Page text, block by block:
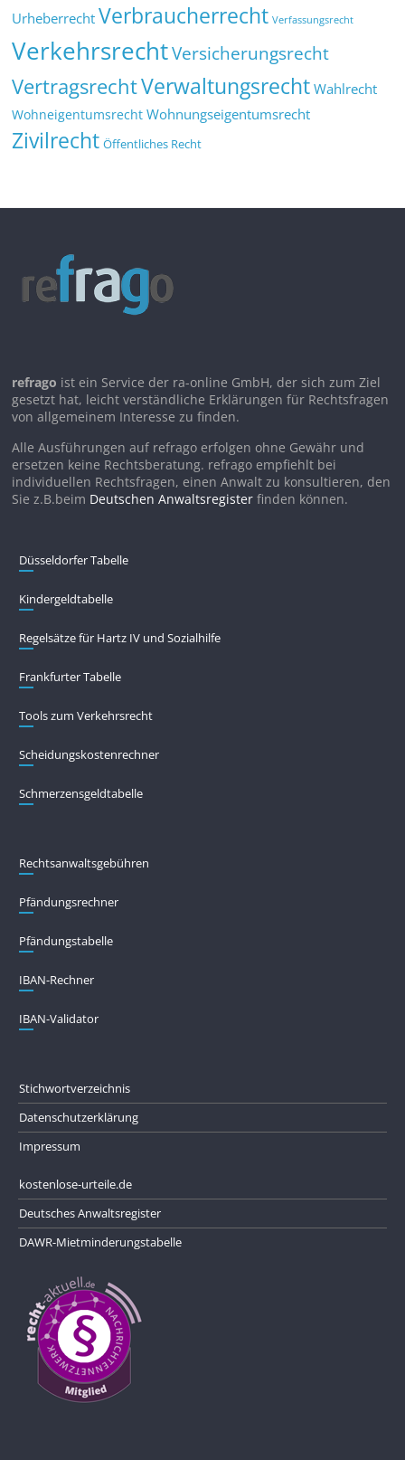
Urheberrecht Verbraucherrecht Verfassungsrecht
VerkehrsrechtVersicherungsrecht
VertragsrechtVerwaltungsrecht Wahlrecht
Wohneigentumsrecht Wohnungseigentumsrecht
Zivilrecht Öffentliches Recht
refrago ist ein Service der ra-online GmbH, der sich zum Ziel
gesetzt hat, leicht verständliche Erklärungen für Rechtsfragen
von allgemeinem Interesse zu finden.
Alle Ausführungen auf refrago erfolgen ohne Gewähr und
ersetzen keine Rechtsberatung. refrago empfiehlt bei
individuellen Rechtsfragen, einen Anwalt zu konsultieren, den
Sie z.B.beim Deutschen Anwaltsregister finden können.
Düsseldorfer Tabelle
Kindergeldtabelle
Regelsätze für Hartz IV und Sozialhilfe
Frankfurter Tabelle
Tools zum Verkehrsrecht
Scheidungskostenrechner
Schmerzensgeldtabelle
Rechtsanwaltsgebühren
Pfändungs­rechner
Pfändungs­tabelle
IBAN-Rechner
IBAN-Validator
Stichwortverzeichnis
Datenschutzerklärung
Impressum
kostenlose-urteile.de
Deutsches Anwaltsregister
DAWR-Mietminderungstabelle